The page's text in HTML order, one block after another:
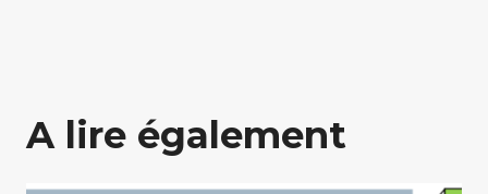
A lire également